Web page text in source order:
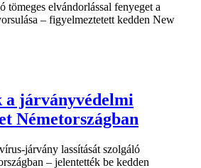
tömeges elvándorlással fenyeget a
– figyelmeztetett kedden New
a járványvédelmi
Németországban
járvány lassítását szolgáló
– jelentették be kedden